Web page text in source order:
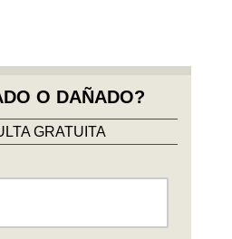
O DAÑADO?
GRATUITA